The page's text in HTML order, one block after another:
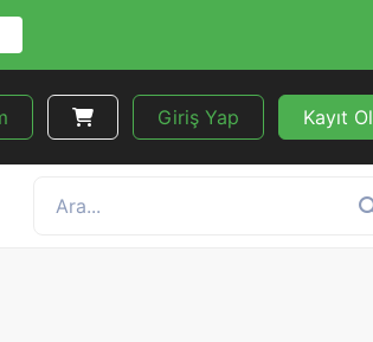
Giriş Yap Kayıt Ol